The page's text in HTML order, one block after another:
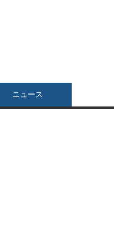
ニュース